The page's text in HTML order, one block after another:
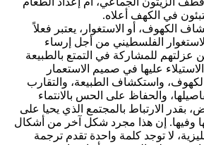
في الكهف أعلاه.
الكهوف، أو الاستغوار، يعتبر فعلاً
الفلسطيني من أجل إرساء
للمشاركة في التمتع بالطبيعة
عليها في صميم الاستعمار
واستكشاف الطبيعة، والتقارب
والحفاظ على الحس بالانتماء
بقدر الارتباط بالمجتمع الذي يحيا على
وفيها. إن هذا مجرد شكل آخر من أشكال
لا توجد كلمة واحدة تقدم ترجمة